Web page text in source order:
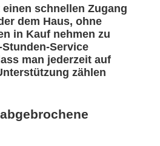
schnellen Zugang
dem Haus, ohne
in Kauf nehmen zu
Service
man jederzeit auf
zählen